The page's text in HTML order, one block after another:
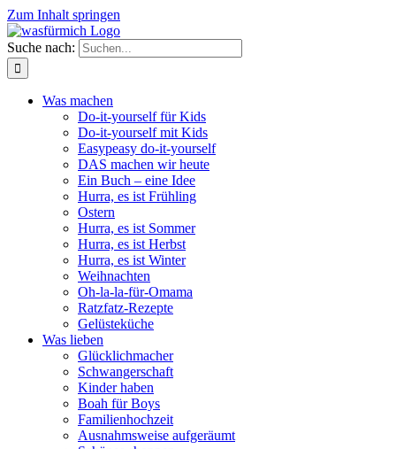
Zum Inhalt springen
Suche nach:
Was machen
Do-it-yourself für Kids
Do-it-yourself mit Kids
Easypeasy do-it-yourself
DAS machen wir heute
Ein Buch – eine Idee
Hurra, es ist Frühling
Ostern
Hurra, es ist Sommer
Hurra, es ist Herbst
Hurra, es ist Winter
Weihnachten
Oh-la-la-für-Omama
Ratzfatz-Rezepte
Gelüsteküche
Was lieben
Glücklichmacher
Schwangerschaft
Kinder haben
Boah für Boys
Familienhochzeit
Ausnahmsweise aufgeräumt